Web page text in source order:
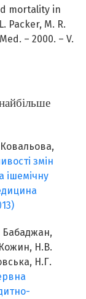
mortality in
Packer, M. R.
– 2000. – V.
змін
ішемічну
Н.В.
Н.Г.